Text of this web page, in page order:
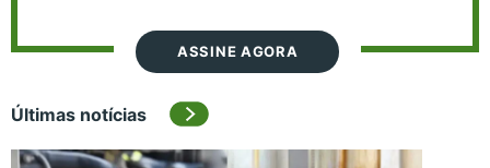
ASSINE AGORA
Últimas notícias